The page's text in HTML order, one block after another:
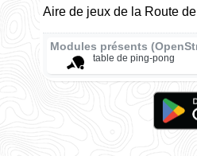
Aire de jeux de la Route
Modules présents
table de ping-pong